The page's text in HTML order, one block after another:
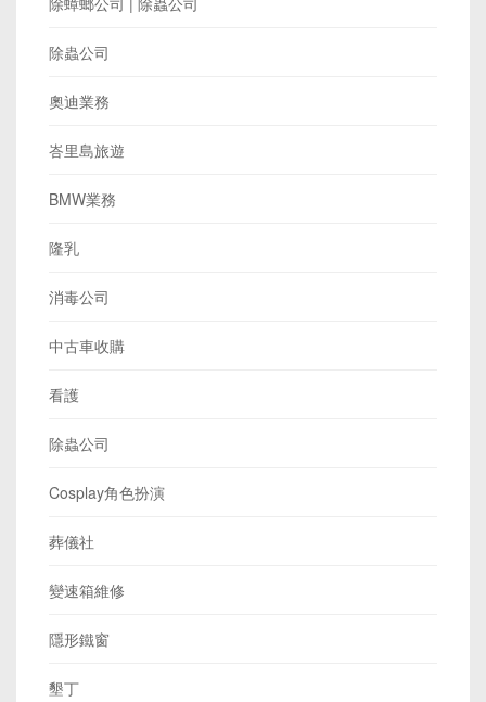
除蟲公司
奧迪業務
峇里島旅遊
BMW業務
隆乳
消毒公司
中古車收購
看護
除蟲公司
Cosplay角色扮演
葬儀社
變速箱維修
隱形鐵窗
墾丁